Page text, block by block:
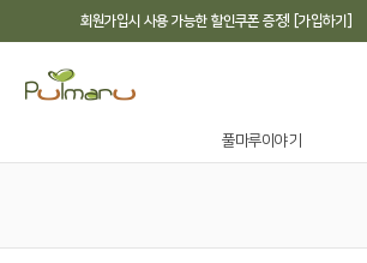
회원가입시 사용 가능한 할인쿠폰 증정! [가입하기]
풀마루이야기